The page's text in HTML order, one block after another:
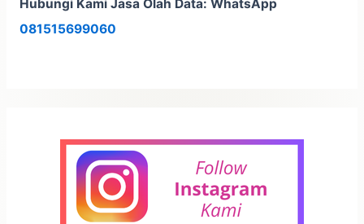
Hubungi Kami Jasa Olah Data: WhatsApp
081515699060